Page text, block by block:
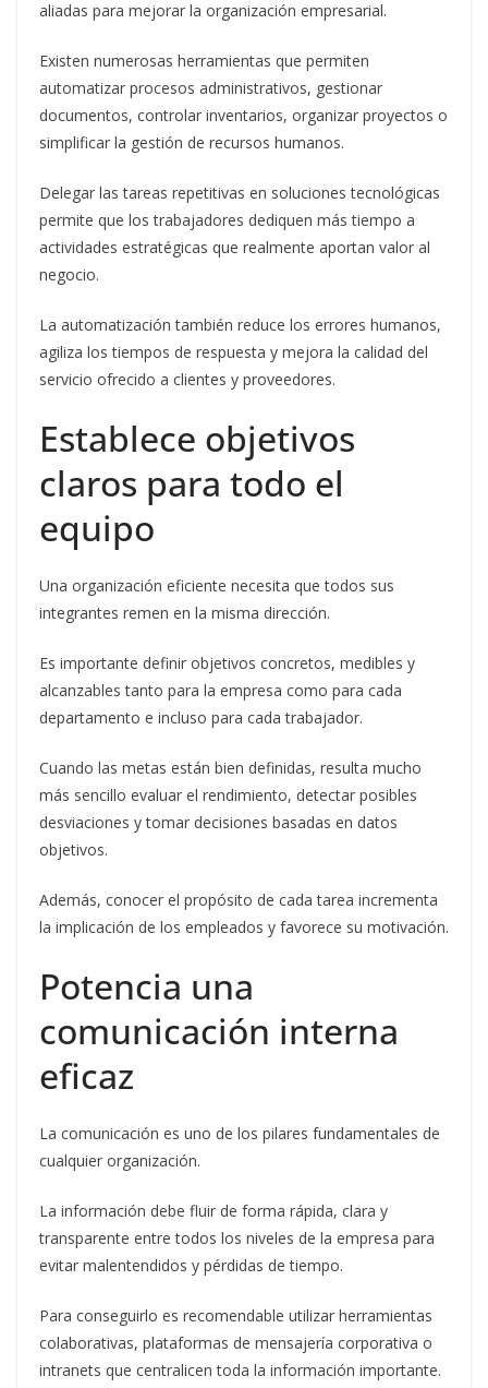
aliadas para mejorar la organización empresarial.
Existen numerosas herramientas que permiten
automatizar procesos administrativos, gestionar
documentos, controlar inventarios, organizar proyectos o
simplificar la gestión de recursos humanos.
Delegar las tareas repetitivas en soluciones tecnológicas
permite que los trabajadores dediquen más tiempo a
actividades estratégicas que realmente aportan valor al
negocio.
La automatización también reduce los errores humanos,
agiliza los tiempos de respuesta y mejora la calidad del
servicio ofrecido a clientes y proveedores.
Establece objetivos
claros para todo el
equipo
Una organización eficiente necesita que todos sus
integrantes remen en la misma dirección.
Es importante definir objetivos concretos, medibles y
alcanzables tanto para la empresa como para cada
departamento e incluso para cada trabajador.
Cuando las metas están bien definidas, resulta mucho
más sencillo evaluar el rendimiento, detectar posibles
desviaciones y tomar decisiones basadas en datos
objetivos.
Además, conocer el propósito de cada tarea incrementa
la implicación de los empleados y favorece su motivación.
Potencia una
comunicación interna
eficaz
La comunicación es uno de los pilares fundamentales de
cualquier organización.
La información debe fluir de forma rápida, clara y
transparente entre todos los niveles de la empresa para
evitar malentendidos y pérdidas de tiempo.
Para conseguirlo es recomendable utilizar herramientas
colaborativas, plataformas de mensajería corporativa o
intranets que centralicen toda la información importante.